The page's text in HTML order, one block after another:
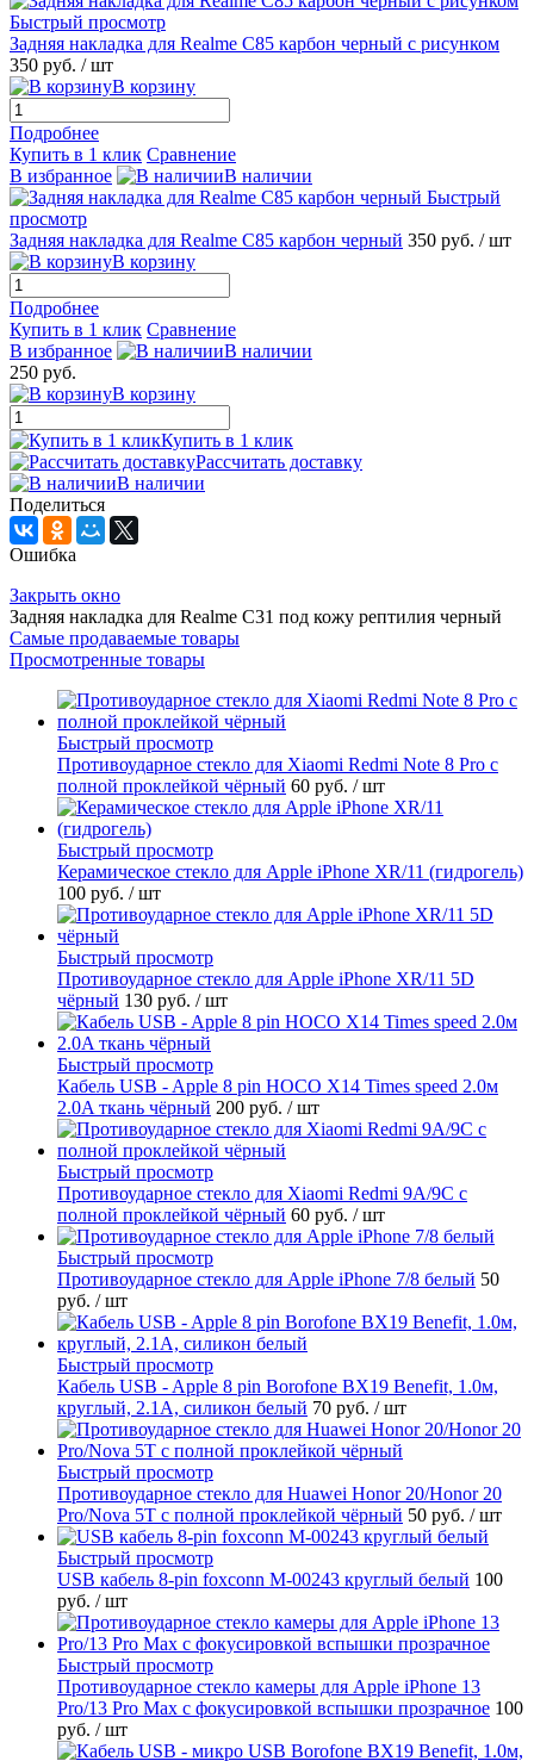
Быстрый просмотр
Задняя накладка для Realme C85 карбон черный с рисунком
350 руб. / шт
В корзину
Подробнее
Купить в 1 клик Сравнение
В избранное
В наличии
Быстрый
просмотр
Задняя накладка для Realme C85 карбон черный 350 руб. / шт
В корзину
Подробнее
Купить в 1 клик Сравнение
В избранное
В наличии
250 руб.
В корзину
Купить в 1 клик
Рассчитать доставку
В наличии
Поделиться
Ошибка
Закрыть окно
Задняя накладка для Realme C31 под кожу рептилия черный
Самые продаваемые товары
Просмотренные товары
Быстрый просмотр
Противоударное стекло для Xiaomi Redmi Note 8 Pro с
полной проклейкой чёрный 60 руб. / шт
Быстрый просмотр
Керамическое стекло для Apple iPhone XR/11 (гидрогель)
100 руб. / шт
Быстрый просмотр
Противоударное стекло для Apple iPhone XR/11 5D
чёрный 130 руб. / шт
Быстрый просмотр
Кабель USB - Apple 8 pin HOCO X14 Times speed 2.0м
2.0A ткань чёрный 200 руб. / шт
Быстрый просмотр
Противоударное стекло для Xiaomi Redmi 9A/9C с
полной проклейкой чёрный 60 руб. / шт
Быстрый просмотр
Противоударное стекло для Apple iPhone 7/8 белый 50
руб. / шт
Быстрый просмотр
Кабель USB - Apple 8 pin Borofone BX19 Benefit, 1.0м,
круглый, 2.1A, силикон белый 70 руб. / шт
Быстрый просмотр
Противоударное стекло для Huawei Honor 20/Honor 20
Pro/Nova 5T с полной проклейкой чёрный 50 руб. / шт
Быстрый просмотр
USB кабель 8-pin foxconn M-00243 круглый белый 100
руб. / шт
Быстрый просмотр
Противоударное стекло камеры для Apple iPhone 13
Pro/13 Pro Max с фокусировкой вспышки прозрачное 100
руб. / шт